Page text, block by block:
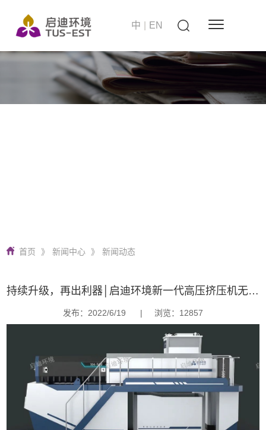
中 EN
首页 》 新闻中心 》 新闻动态
持续升级，再出利器│启迪环境新一代高压挤压机无故障稳定运行365天
发布：2022/6/19 | 浏览：12857